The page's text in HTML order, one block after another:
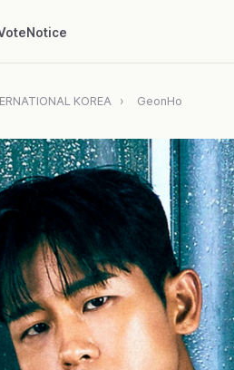
Notice
KOREA › GeonHo